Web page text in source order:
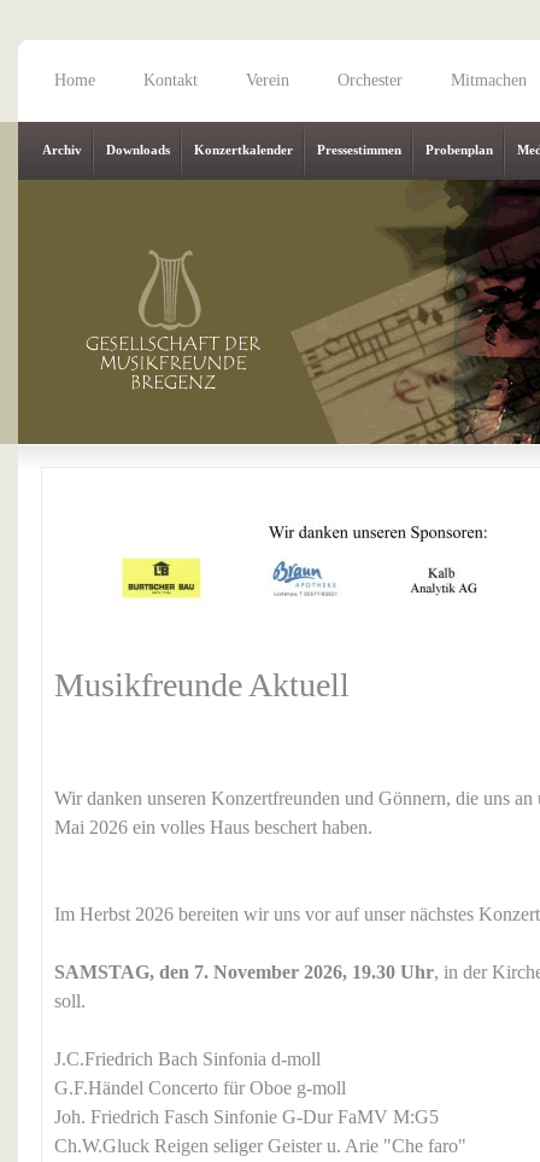
Home Kontakt Verein Orchester Mitmachen
Archiv Downloads Konzertkalender Pressestimmen Probenplan
Musikfreunde Aktuell
Wir danken unseren Konzertfreunden und Gönnern, die uns
Mai 2026 ein volles Haus beschert haben.
Im Herbst 2026 bereiten wir uns vor auf unser nächstes
SAMSTAG, den 7. November 2026, 19.30 Uhr, in der
soll.
J.C.Friedrich Bach Sinfonia d-moll
G.F.Händel Concerto für Oboe g-moll
Joh. Friedrich Fasch Sinfonie G-Dur FaMV M:G5
Ch.W.Gluck Reigen seliger Geister u. Arie "Che faro"